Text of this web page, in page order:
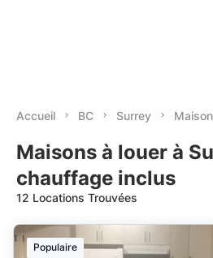
Accueil BC Surrey
Maisons à louer à
chauffage inclus
12 Locations Trouvées
Suggéré
Populaire